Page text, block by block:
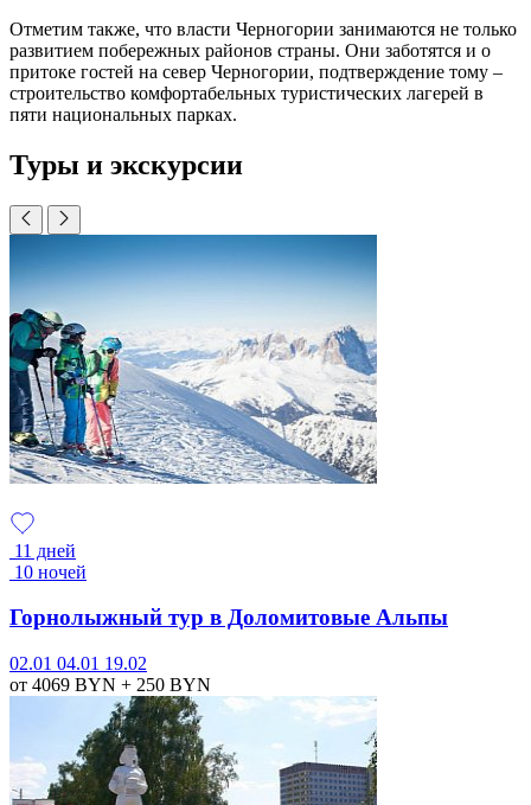
Отметим также, что власти Черногории занимаются не только
развитием побережных районов страны. Они заботятся и о
притоке гостей на север Черногории, подтверждение тому –
строительство комфортабельных туристических лагерей в
пяти национальных парках.
Туры и экскурсии
11 дней
10 ночей
Горнолыжный тур в Доломитовые Альпы
02.01 04.01 19.02
от 4069 BYN + 250 BYN